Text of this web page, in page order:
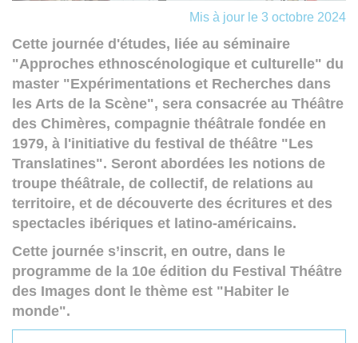
Mis à jour le 3 octobre 2024
Cette journée d'études, liée au séminaire
"Approches ethnoscénologique et culturelle" du
master "Expérimentations et Recherches dans
les Arts de la Scène", sera consacrée au Théâtre
des Chimères, compagnie théâtrale fondée en
1979, à l'initiative du festival de théâtre "Les
Translatines". Seront abordées les notions de
troupe théâtrale, de collectif, de relations au
territoire, et de découverte des écritures et des
spectacles ibériques et latino-américains.
Cette journée s’inscrit, en outre, dans le
programme de la 10e édition du Festival Théâtre
des Images dont le thème est "Habiter le
monde".